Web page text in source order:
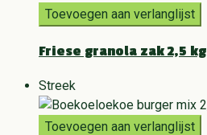
Toevoegen aan verlanglijst
Friese granola zak 2,5 kg
Streek
Toevoegen aan verlanglijst